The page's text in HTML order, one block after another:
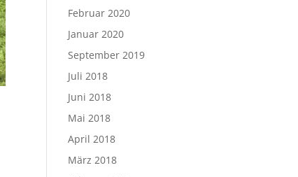
Februar 2020
Januar 2020
September 2019
Juli 2018
Juni 2018
Mai 2018
April 2018
März 2018